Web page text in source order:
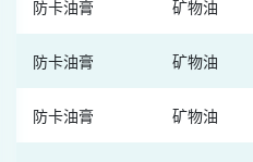
防卡油膏 矿物油
防卡油膏 矿物油
防卡油膏 矿物油